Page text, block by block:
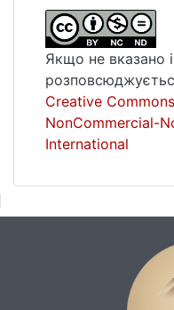
Якщо не вказано
Creative
NonCommercial-
International